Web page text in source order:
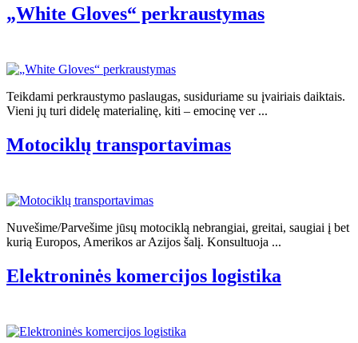
„White Gloves“ perkraustymas
Teikdami perkraustymo paslaugas, susiduriame su įvairiais daiktais.
Vieni jų turi didelę materialinę, kiti – emocinę ver ...
Motociklų transportavimas
Nuvešime/Parvešime jūsų motociklą nebrangiai, greitai, saugiai į bet
kurią Europos, Amerikos ar Azijos šalį. Konsultuoja ...
Elektroninės komercijos logistika